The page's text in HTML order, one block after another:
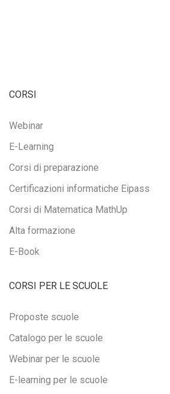
CORSI
Webinar
E-Learning
Corsi di preparazione
Certificazioni informatiche Eipass
Corsi di Matematica MathUp
Alta formazione
E-Book
CORSI PER LE SCUOLE
Proposte scuole
Catalogo per le scuole
Webinar per le scuole
E-learning per le scuole